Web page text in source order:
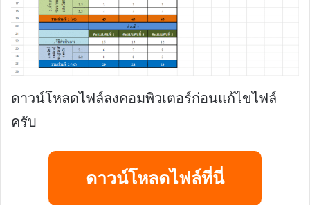
ดาวน์โหลดไฟล์ลงคอมพิวเตอร์ก่อนแก้ไขไฟล์
ครับ
ดาวน์โหลดไฟล์ที่นี่